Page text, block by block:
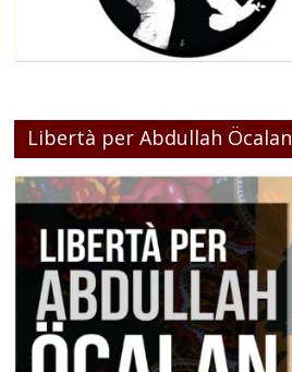
Libertà per Abdullah Öcalan